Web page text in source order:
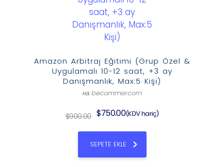
Amazon Arbitraj Eğitimi (Grup Özel &
Uygulamalı 10-12 saat, +3 ay
Danışmanlık, Max:5 Kişi)
на becommercom
$900.00 $750.00(KDV hariç)
SEPETE EKLE